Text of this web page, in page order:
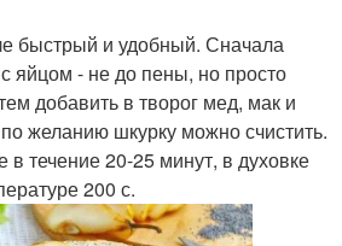
быстрый и удобный. Сначала
яйцом - не до пены, но просто
добавить в творог мед, мак и
желанию шкурку можно счистить.
в течение 20-25 минут, в духовке
200 с.